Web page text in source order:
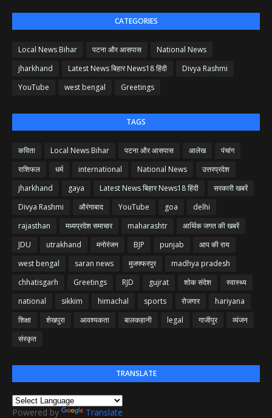
CATEGORIES
Local News Bihar पटना और आसपास
National News
jharkhand
Latest News बिहार News18 हिंदी
Divya Rashmi
YouTube
west bengal Greetings
TAGS
कविता Local News Bihar पटना और आसपास आलेख
पंचांग
राशिफल
धर्म international National News
उत्तरप्रदेश
jharkhand
gaya Latest News बिहार News18 हिंदी
सरकारी खबरें
Divya Rashmi
औरंगाबाद YouTube goa
delhi
rajasthan
मध्यप्रदेश समाचार maharashtr
आर्थिक जगत की खबरें
JDU
utrakhand मनोरंजन BJP punjab
आप की राय
west bengal
saran news मुजफ्फरपुर
madhya pradesh
chhatisgarh
Greetings RJD gujrat शोक संदेश
स्वास्थ्य
national
sikkim himachal sports रोजगार
hariyana
शिक्षा
शेखपुरा आवश्यकता बालकहानी legal गाजीपुर
व्यंजन
संस्कृत
TRANSLATE
Powered by Translate